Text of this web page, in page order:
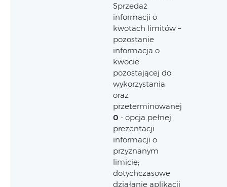
Sprzedaż
informacji o
kwotach limitów –
pozostanie
informacja o
kwocie
pozostającej do
wykorzystania
oraz
przeterminowanej
0 - opcja pełnej
prezentacji
informacji o
przyznanym
limicie;
dotychczasowe
działanie aplikacji